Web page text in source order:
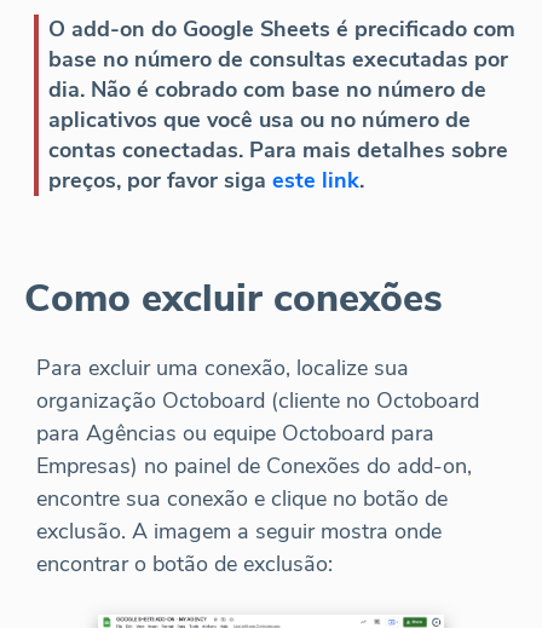
O add-on do Google Sheets é precificado com
base no número de consultas executadas por
dia. Não é cobrado com base no número de
aplicativos que você usa ou no número de
contas conectadas. Para mais detalhes sobre
preços, por favor siga este link.
Como excluir conexões
Para excluir uma conexão, localize sua
organização Octoboard (cliente no Octoboard
para Agências ou equipe Octoboard para
Empresas) no painel de Conexões do add-on,
encontre sua conexão e clique no botão de
exclusão. A imagem a seguir mostra onde
encontrar o botão de exclusão: